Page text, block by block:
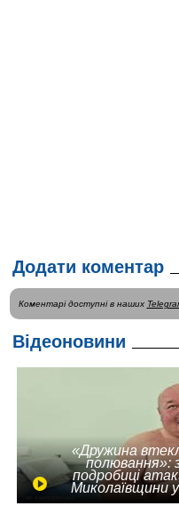
Додати коментар
Коментарі доступні в наших
Відеоновини
«Дружина
полювання»:
подробиці
Миколаївщини у